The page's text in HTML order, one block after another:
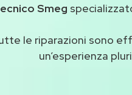
Smeg
le riparazioni sono
un’esperienza